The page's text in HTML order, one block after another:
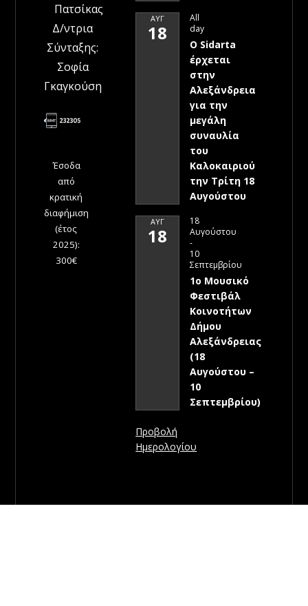
Πατσίκας
Δ/ντρια
Σύνταξης:
Σοφία
Γκαγκούση
Έσοδα
από
κρατική
διαφήμιση
(έτος
2025):
300€
ΑΥΓ
18
All
day
Ο Sidarta
έρχεται
στην
Αλεξάνδρεια
για την
μεγάλη
συναυλία
του
Καλοκαιριού
την Τρίτη 18
Αυγούστου
ΑΥΓ
18
18
Αυγούστου
-
10
Σεπτεμβρίου
1ο Μουσικό
Φεστιβάλ
Κοινοτήτων
Δήμου
Αλεξάνδρειας
(18
Αυγούστου –
10
Σεπτεμβρίου)